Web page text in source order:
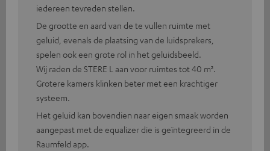
iedereen tevreden stellen.
De grootte en aard van de te vullen ruimte met
geluid, evenals de plaatsing van de luidsprekers,
spelen ook een grote rol in het geluidsbeeld.
Wij raden de STERE L aan voor ruimtes tot 40 m².
Grotere kamers klinken beter met een krachtiger
systeem.
Het geluid kan bovendien naar eigen smaak worden
aangepast met de equalizer die is geïntegreerd in de
Raumfeld app.